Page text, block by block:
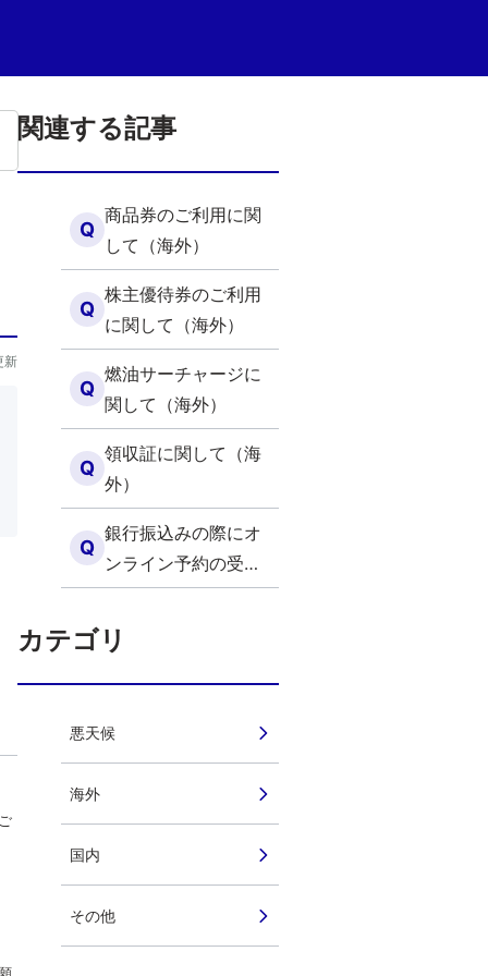
新
関連する記事
Q
商品券のご利用に関
して（海外）
Q
株主優待券のご利用
に関して（海外）
Q
燃油サーチャージに
関して（海外）
Q
領収証に関して（海
外）
Q
銀行振込みの際にオ
ンライン予約の受付
番号の入力を忘れま
した （海外）
カテゴリ
悪天候
海外
国内
その他